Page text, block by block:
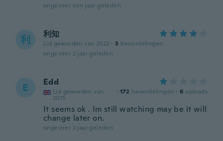
ongeveer een jaar geleden
利 利知
Lid geworden van 2022 · 3 beoordelingen
ongeveer 2 jaar geleden
E Edd
Lid geworden van
2015
· 172 beoordelingen · 6 uploads
It seems ok . Im still watching may be it will
change later on.
ongeveer 2 jaar geleden